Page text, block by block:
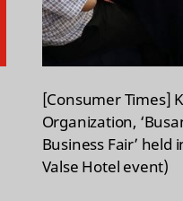
[Consumer Times]
Organization,
Business Fair’ held
Valse Hotel event)